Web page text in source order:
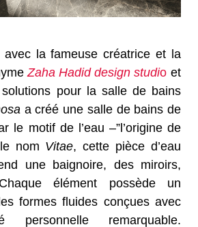
avec la fameuse créatrice et la
Zaha Hadid design studio et
pour la salle de bains
a créé une salle de bains de
le motif de l’eau –”l’origine de
nom Vitae, cette pièce d’eau
une baignoire, des miroirs,
élément possède un
formes fluides conçues avec
personnelle remarquable.